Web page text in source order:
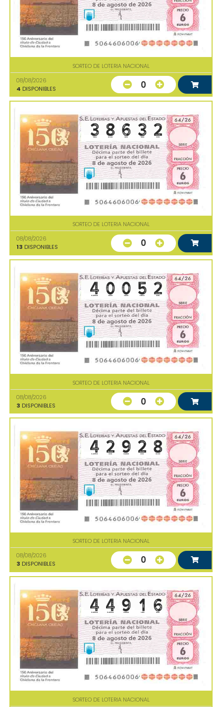
SORTEO DE LOTERIA NACIONAL
08/08/2026
4 DISPONIBLES 0
SORTEO DE LOTERIA NACIONAL
08/08/2026
13 DISPONIBLES 0
SORTEO DE LOTERIA NACIONAL
08/08/2026
3 DISPONIBLES 0
SORTEO DE LOTERIA NACIONAL
08/08/2026
3 DISPONIBLES 0
SORTEO DE LOTERIA NACIONAL